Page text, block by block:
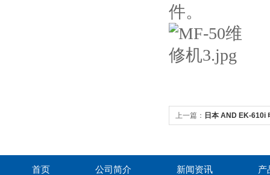
件。
上一篇： 日本 AND EK-610i
首页 公司简介 新闻资讯 产